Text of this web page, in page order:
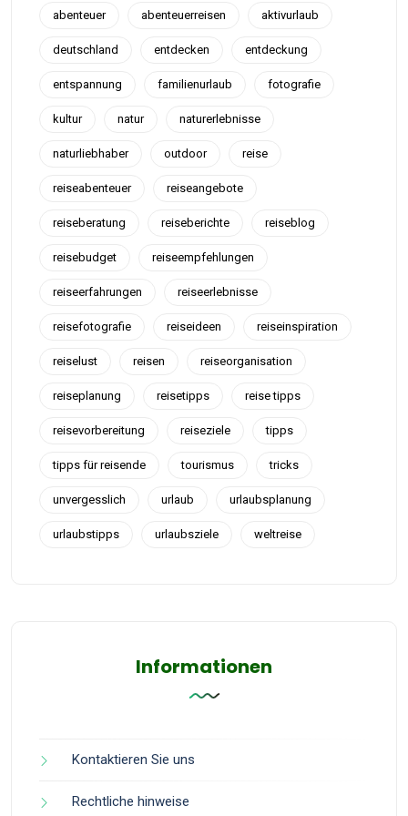
abenteuer abenteuerreisen aktivurlaub
deutschland entdecken entdeckung
entspannung familienurlaub fotografie
kultur natur naturerlebnisse
naturliebhaber outdoor reise
reiseabenteuer reiseangebote
reiseberatung reiseberichte reiseblog
reisebudget reiseempfehlungen
reiseerfahrungen reiseerlebnisse
reisefotografie reiseideen reiseinspiration
reiselust reisen reiseorganisation
reiseplanung reisetipps reise tipps
reisevorbereitung reiseziele tipps
tipps für reisende tourismus tricks
unvergesslich urlaub urlaubsplanung
urlaubstipps urlaubsziele weltreise
Informationen
Kontaktieren Sie uns
Rechtliche hinweise